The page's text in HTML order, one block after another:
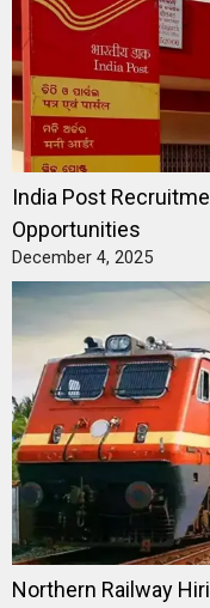
India Post
Opportunities
December 4, 2025
Northern Railway